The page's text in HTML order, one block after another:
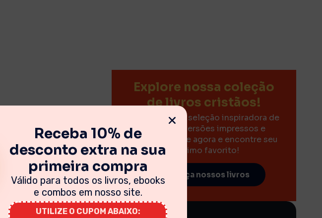
Explore nossa coleção
de livros cristãos!
Descubra uma seleção inspiradora de
livros nas versões impressos e
eBooks. Clique agora e encontre seu
próximo favorito!
Conheça nossos livros
Receba 10% de
desconto extra na sua
primeira compra
Válido para todos os livros, ebooks
e combos em nosso site.
UTILIZE O CUPOM ABAIXO: